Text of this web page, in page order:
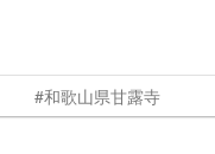
#和歌山県甘露寺